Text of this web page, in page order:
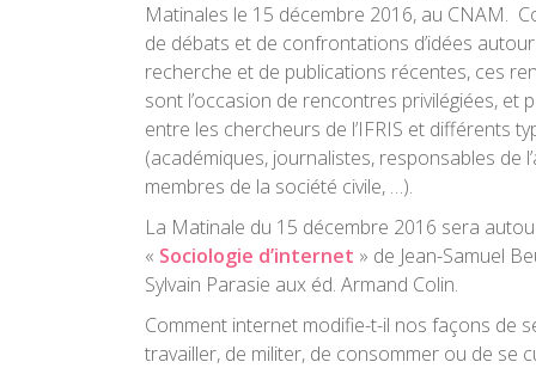
Matinales le 15 décembre 2016, au CNAM.
de débats et de confrontations d’idées
recherche et de publications récentes, ces
sont l’occasion de rencontres privilégiées, et
entre les chercheurs de l’IFRIS et différents
(académiques, journalistes, responsables de
membres de la société civile, …).
La Matinale du 15 décembre 2016 sera
« Sociologie d’internet » de Jean-Samuel
Sylvain Parasie aux éd. Armand Colin.
Comment internet modifie-t-il nos façons de
travailler, de militer, de consommer ou de se